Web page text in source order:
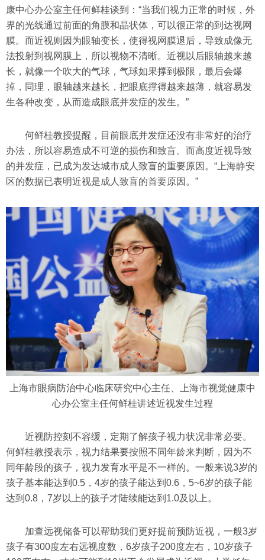
康中心办公室主任何鲜桂谈到：“当我们视力正常的时候，外
界的光线通过前面的角膜和晶状体，可以很正常的到达视网
膜。而近视则因为眼轴变长，使得视网膜退后，导致成像无
法投射到视网膜上，所以视物不清晰。近视以后眼轴越来越
长，就像一个吹大的气球，气球如果撑到极限，最后会爆
掉，同理，眼轴越来越长，把眼底撑得越来越薄，就容易发
生各种改变，从而造成眼底并发症的发生。”
何鲜桂教授提醒，目前眼底并发症还没有非常好的治疗
办法，所以容易造成不可逆的损伤和致盲。而高度近视导致
的并发症，已成为发达城市成人致盲的重要原因。“上海静安
区的数据已表明近视是成人致盲的首要原因。”
上海市眼病防治中心临床研究中心主任、上海市视觉健康中
心办公室主任何鲜桂讲述近视发生过程
近视防控刻不容缓，定期了解孩子视力状况非常必要。
何鲜桂教授表示，视力结果要按照不同年龄来判断，因为不
同年龄段的孩子，视力发育水平是不一样的。一般来说3岁的
孩子基本能达到0.5，4岁的孩子能达到0.6，5~6岁的孩子能
达到0.8，7岁以上的孩子才陆续能达到1.0及以上。
加查远视储备可以帮助我们更好提前预防近视，一般3岁
孩子有300度左右远视度数，6岁孩子200度左右，10岁孩子